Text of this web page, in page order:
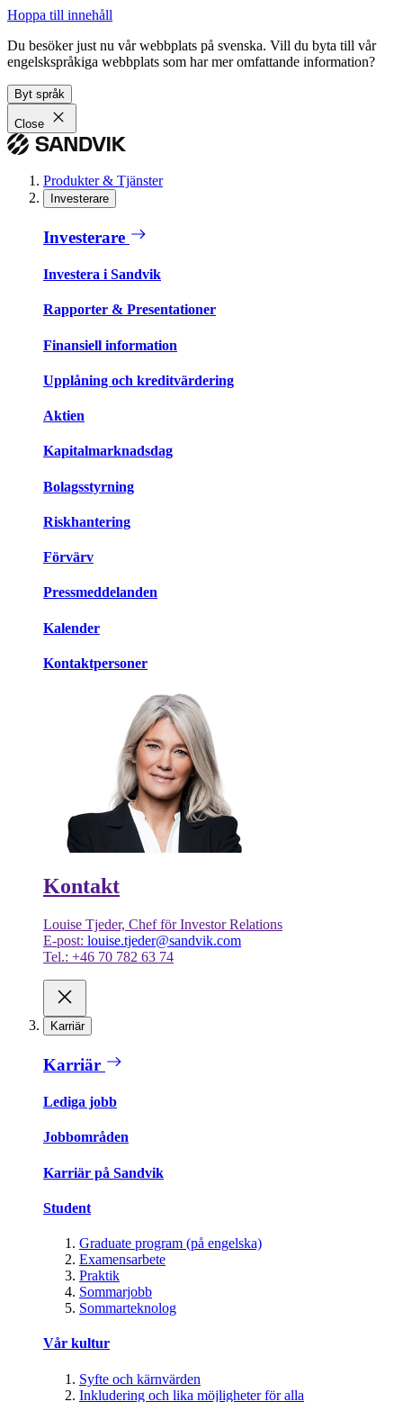
Hoppa till innehåll
Du besöker just nu vår webbplats på svenska. Vill du byta till vår
engelskspråkiga webbplats som har mer omfattande information?
Byt språk
Close
Produkter & Tjänster
Investerare
Investerare
Investera i Sandvik
Rapporter & Presentationer
Finansiell information
Upplåning och kreditvärdering
Aktien
Kapitalmarknadsdag
Bolagsstyrning
Riskhantering
Förvärv
Pressmeddelanden
Kalender
Kontaktpersoner
Kontakt
Louise Tjeder, Chef för Investor Relations
E-post: louise.tjeder@sandvik.com
Tel.: +46 70 782 63 74
Karriär
Karriär
Lediga jobb
Jobbområden
Karriär på Sandvik
Student
Graduate program (på engelska)
Examensarbete
Praktik
Sommarjobb
Sommarteknolog
Vår kultur
Syfte och kärnvärden
Inkludering och lika möjligheter för alla